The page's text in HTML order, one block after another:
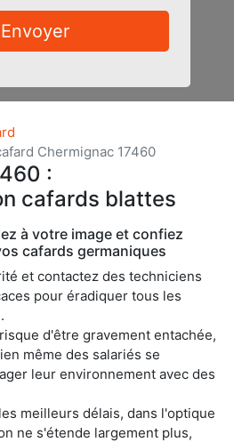
Envoyer
Chermignac 17460
:
cafards blattes
à votre image et confiez
cafards germaniques
et contactez des techniciens
pour éradiquer tous les
d'être gravement entachée,
même des salariés se
leur environnement avec des
meilleurs délais, dans l'optique
ne s'étende largement plus,